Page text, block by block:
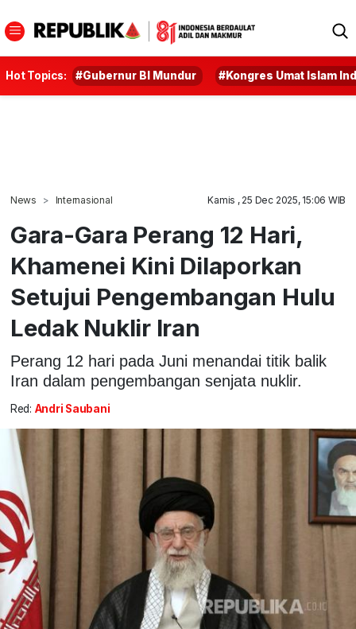
Hot Topics: #Gubernur BI Mundur #Kongres Umat Islam
News Internasional Kamis , 25 Dec 2025, 15:06 WIB
Gara-Gara Perang 12 Hari,
Khamenei Kini Dilaporkan
Setujui Pengembangan Hulu
Ledak Nuklir Iran
Perang 12 hari pada Juni menandai titik balik
Iran dalam pengembangan senjata nuklir.
Red: Andri Saubani